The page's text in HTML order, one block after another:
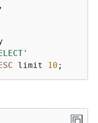
limit 10 ;